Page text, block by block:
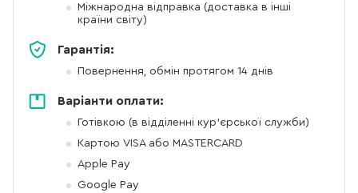
Міжнародна відправка (доставка в інші
країни світу)
Гарантія:
Повернення, обмін протягом 14 днів
Варіанти оплати:
Готівкою (в відділенні кур'єрської служби)
Картою VISA або MASTERCARD
Apple Pay
Google Pay